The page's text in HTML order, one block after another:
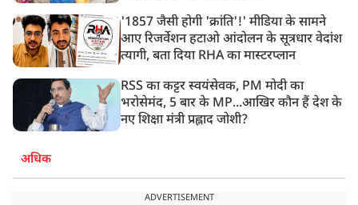
'1857 जैसी होगी 'क्रांति'!' मीडिया के सामने
आए रिजर्वेशन हटाओ आंदोलन के सूत्रधार वेदांश
त्यागी, बता दिया RHA का मास्टरप्लान
RSS का कट्टर स्वयंसेवक, PM मोदी का
भरोसेमंद, 5 बार के MP...आखिर कौन हैं देश के
नए शिक्षा मंत्री प्रह्लाद जोशी?
अधिक
ADVERTISEMENT